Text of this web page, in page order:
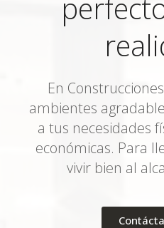
En
ambientes
a tus necesidades
económicas. Para
vivir bien al